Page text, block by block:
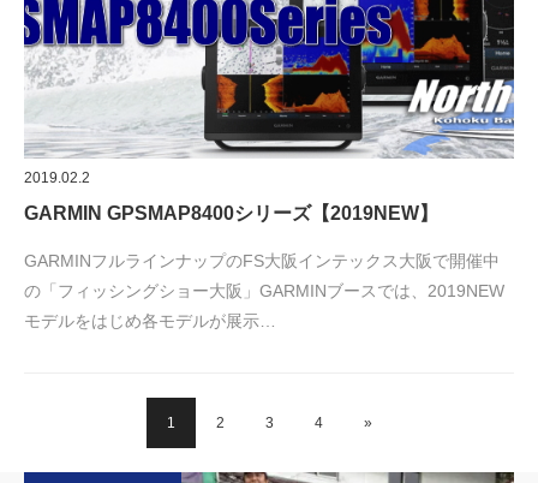
2019.02.2
GARMIN GPSMAP8400シリーズ【2019NEW】
GARMINフルラインナップのFS大阪インテックス大阪で開催中
の「フィッシングショー大阪」GARMINブースでは、2019NEW
モデルをはじめ各モデルが展示…
1 2 3 4 »